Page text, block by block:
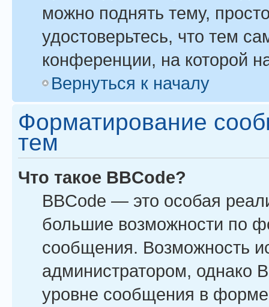
можно поднять тему,
удостоверьтесь, что тем
конференции, на которой
Вернуться к началу
Форматирование
тем
Что такое BBCode?
BBCode — это особая
большие возможности по
сообщения. Возможность
администратором, однако
уровне сообщения в форме